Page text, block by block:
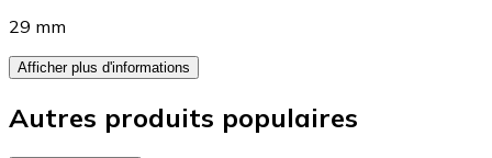
29 mm
Afficher plus d'informations
Autres produits populaires